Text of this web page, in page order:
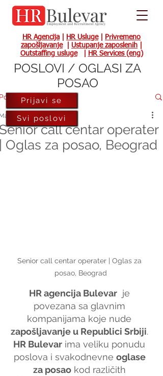
HR Agencija HR Usluge|
Privremeno
zapošljavanje| Ustupanje zaposlenih
Outstaffing usluge| HR Services (eng)
call centar operater
Oglas za posao, Beograd
12, 2024
Senior call centar operater | Oglas za
posao, Beograd
HR agencija Bulevar je
povezana sa glavnim
kompanijama koje nude
zapošljavanje u Republici Srbiji.
HR Bulevar ima veliku ponudu
poslova i svakodnevne oglase
za posao kod različith
Prijavi se
Svi poslovi
POSLOVI / OGLASI ZA
POSAO